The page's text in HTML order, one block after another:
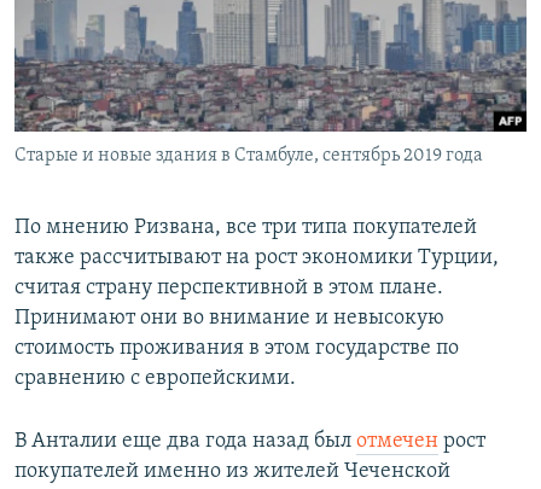
Старые и новые здания в Стамбуле, сентябрь 2019 года
По мнению Ризвана, все три типа покупателей
также рассчитывают на рост экономики Турции,
считая страну перспективной в этом плане.
Принимают они во внимание и невысокую
стоимость проживания в этом государстве по
сравнению с европейскими.
В Анталии еще два года назад был отмечен рост
покупателей именно из жителей Чеченской